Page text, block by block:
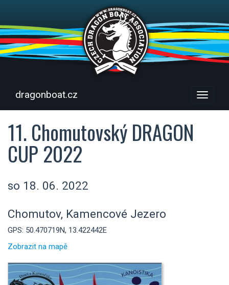
Menu
dragonboat.cz
11. Chomutovský DRAGON
CUP 2022
so 18. 06. 2022
Chomutov, Kamencové Jezero
GPS: 50.470719N, 13.422442E
Zobrazit na mapě